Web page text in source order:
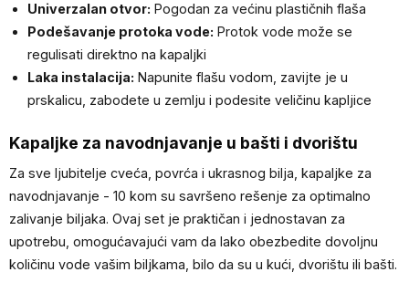
Univerzalan otvor: Pogodan za većinu plastičnih flaša
Podešavanje protoka vode: Protok vode može se
regulisati direktno na kapaljki
Laka instalacija: Napunite flašu vodom, zavijte je u
prskalicu, zabodete u zemlju i podesite veličinu kapljice
Kapaljke za navodnjavanje u bašti i dvorištu
Za sve ljubitelje cveća, povrća i ukrasnog bilja, kapaljke za
navodnjavanje - 10 kom su savršeno rešenje za optimalno
zalivanje biljaka. Ovaj set je praktičan i jednostavan za
upotrebu, omogućavajući vam da lako obezbedite dovoljnu
količinu vode vašim biljkama, bilo da su u kući, dvorištu ili bašti.